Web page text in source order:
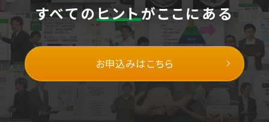
すべてのヒントがここにある
お申込みはこちら